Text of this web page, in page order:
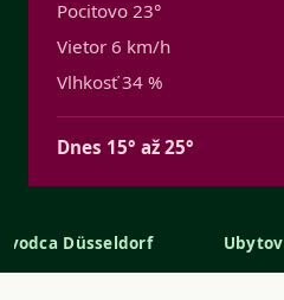
Pocitovo 23°
Vietor 6 km/h
Vlhkosť 34 %
Dnes 15° až 25°
Düsseldorf